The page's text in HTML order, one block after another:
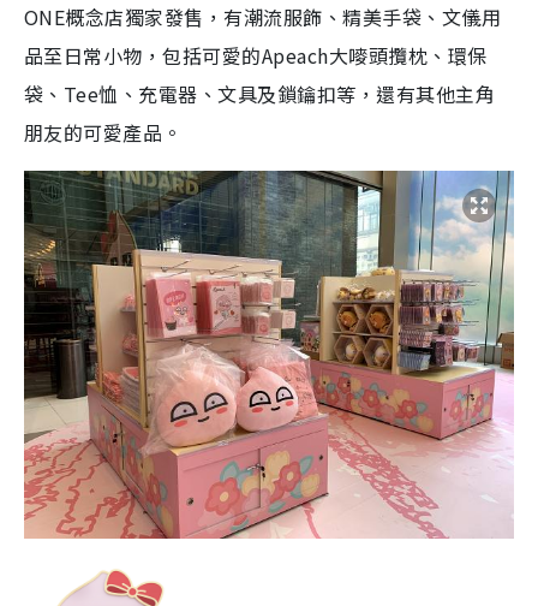
ONE概念店獨家發售，有潮流服飾、精美手袋、文儀用
品至日常小物，包括可愛的Apeach大嘜頭攬枕、環保
袋、Tee恤、充電器、文具及鎖鑰扣等，還有其他主角
朋友的可愛產品。